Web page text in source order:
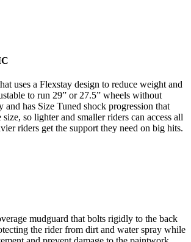
uses a Flexstay design to reduce weight and
to run 29” or 27.5” wheels without
and has Size Tuned shock progression that
so lighter and smaller riders can access all
riders get the support they need on big hits.
mudguard that bolts rigidly to the back
the rider from dirt and water spray while